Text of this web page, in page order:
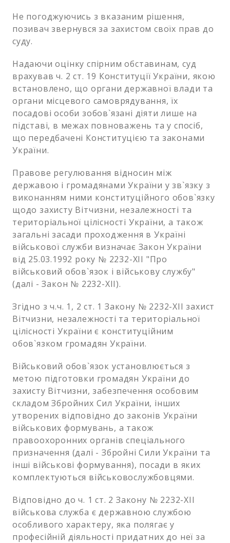
Не погоджуючись з вказаним рішення,
позивач звернувся за захистом своїх прав до
суду.
Надаючи оцінку спірним обставинам, суд
врахував ч. 2 ст. 19 Конституції України, якою
встановлено, що органи державної влади та
органи місцевого самоврядування, їх
посадові особи зобов`язані діяти лише на
підставі, в межах повноважень та у спосіб,
що передбачені Конституцією та законами
України.
Правове регулювання відносин між
державою і громадянами України у зв`язку з
виконанням ними конституційного обов`язку
щодо захисту Вітчизни, незалежності та
територіальної цілісності України, а також
загальні засади проходження в Україні
військової служби визначає Закон України
від 25.03.1992 року № 2232-XII "Про
військовий обов`язок і військову службу"
(далі - Закон № 2232-ХІІ).
Згідно з ч.ч. 1, 2 ст. 1 Закону № 2232-ХІІ захист
Вітчизни, незалежності та територіальної
цілісності України є конституційним
обов`язком громадян України.
Військовий обов`язок установлюється з
метою підготовки громадян України до
захисту Вітчизни, забезпечення особовим
складом Збройних Сил України, інших
утворених відповідно до законів України
військових формувань, а також
правоохоронних органів спеціального
призначення (далі - Збройні Сили України та
інші військові формування), посади в яких
комплектуються військовослужбовцями.
Відповідно до ч. 1 ст. 2 Закону № 2232-XII
військова служба є державною службою
особливого характеру, яка полягає у
професійній діяльності придатних до неї за